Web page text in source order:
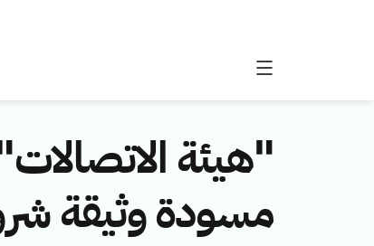
"هيئة
مسودة وثيقة